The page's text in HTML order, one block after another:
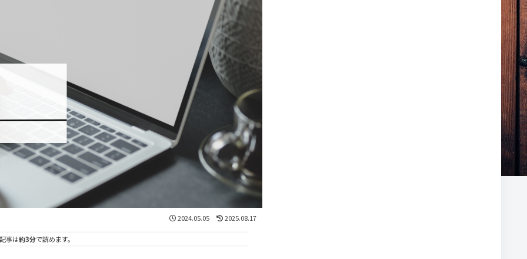
2024.05.05 2025.08.17
事は約3分で読めます。